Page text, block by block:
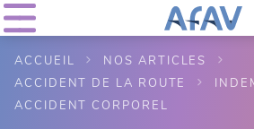
ACCUEIL
NOS ARTICLES
ACCIDENT DE LA ROUTE
ACCIDENT CORPOREL